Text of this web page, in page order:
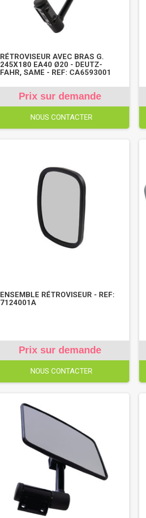
RÉTROVISEUR AVEC BRAS G.
245X180 EA40 Ø20 - DEUTZ-
FAHR, SAME - REF: CA6593001
Prix sur demande
NOUS CONTACTER
ENSEMBLE RÉTROVISEUR - REF:
7124001A
Prix sur demande
NOUS CONTACTER